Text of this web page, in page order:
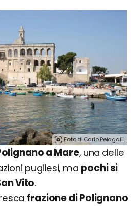
Foto di Carlo Pelagalli.
a Mare, una delle
pugliesi, ma pochi si
Vito.
frazione di Polignano